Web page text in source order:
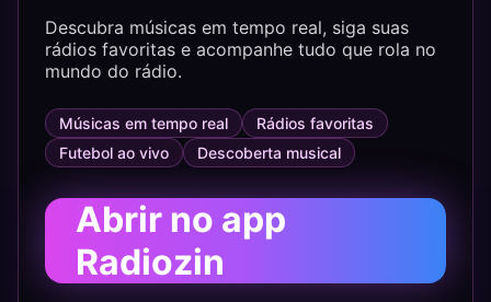
Descubra músicas em tempo real, siga suas
rádios favoritas e acompanhe tudo que rola no
mundo do rádio.
Músicas em tempo real
Rádios favoritas
Futebol ao vivo
Descoberta musical
Abrir no app
Radiozin